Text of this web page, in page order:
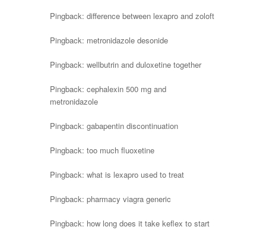
Pingback: difference between lexapro and zoloft
Pingback: metronidazole desonide
Pingback: wellbutrin and duloxetine together
Pingback: cephalexin 500 mg and
metronidazole
Pingback: gabapentin discontinuation
Pingback: too much fluoxetine
Pingback: what is lexapro used to treat
Pingback: pharmacy viagra generic
Pingback: how long does it take keflex to start